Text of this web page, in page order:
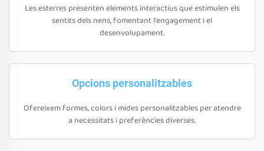
Les esterres presenten elements interactius que estimulen els
sentits dels nens, fomentant l'engagement i el
desenvolupament.
Opcions personalitzables
Ofereixem formes, colors i mides personalitzables per atendre
a necessitats i preferències diverses.